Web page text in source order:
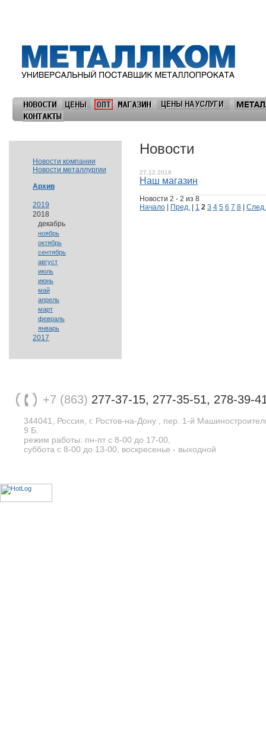
Новости компании
Новости металлургии
Архив
2019
2018
декабрь
ноябрь
октябрь
сентябрь
август
июль
июнь
май
апрель
март
февраль
январь
2017
Новости
27.12.2018
Наш магазин
Новости 2 - 2 из 8
Начало
Пред. 1 2 3 4 5 6 7 8 След.
+7 (863) 277-37-15, 277-35-51, 278-39-
344041, Россия, г. Ростов-на-Дону , пер. 1-й
9 Б.
режим работы: пн-пт с 8-00 до 17-00,
суббота с 8-00 до 13-00, воскресенье - выходной